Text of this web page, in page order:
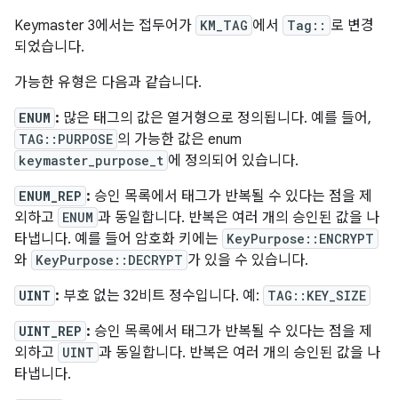
Keymaster 3에서는 접두어가 KM_TAG 에서 Tag:: 로 변경
되었습니다.
가능한 유형은 다음과 같습니다.
ENUM : 많은 태그의 값은 열거형으로 정의됩니다. 예를 들어,
TAG::PURPOSE 의 가능한 값은 enum
keymaster_purpose_t 에 정의되어 있습니다.
ENUM_REP : 승인 목록에서 태그가 반복될 수 있다는 점을 제
외하고 ENUM 과 동일합니다. 반복은 여러 개의 승인된 값을 나
타냅니다. 예를 들어 암호화 키에는 KeyPurpose::ENCRYPT
와 KeyPurpose::DECRYPT 가 있을 수 있습니다.
UINT : 부호 없는 32비트 정수입니다. 예: TAG::KEY_SIZE
UINT_REP : 승인 목록에서 태그가 반복될 수 있다는 점을 제
외하고 UINT 과 동일합니다. 반복은 여러 개의 승인된 값을 나
타냅니다.